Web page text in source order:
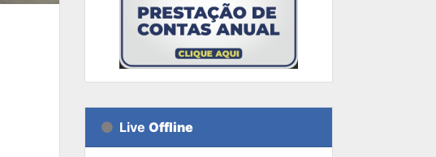
Live Offline